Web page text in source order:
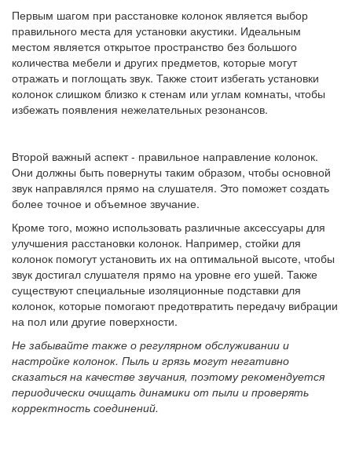
Первым шагом при расстановке колонок является выбор
правильного места для установки акустики. Идеальным
местом является открытое пространство без большого
количества мебели и других предметов, которые могут
отражать и поглощать звук. Также стоит избегать установки
колонок слишком близко к стенам или углам комнаты, чтобы
избежать появления нежелательных резонансов.
Второй важный аспект - правильное направление колонок.
Они должны быть повернуты таким образом, чтобы основной
звук направлялся прямо на слушателя. Это поможет создать
более точное и объемное звучание.
Кроме того, можно использовать различные аксессуары для
улучшения расстановки колонок. Например, стойки для
колонок помогут установить их на оптимальной высоте, чтобы
звук достигал слушателя прямо на уровне его ушей. Также
существуют специальные изоляционные подставки для
колонок, которые помогают предотвратить передачу вибрации
на пол или другие поверхности.
Не забывайте также о регулярном обслуживании и
настройке колонок. Пыль и грязь могут негативно
сказаться на качестве звучания, поэтому рекомендуется
периодически очищать динамики от пыли и проверять
корректность соединений.